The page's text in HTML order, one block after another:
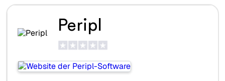
Peripl